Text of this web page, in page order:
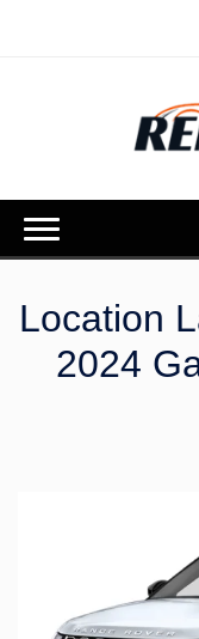
Location
2024